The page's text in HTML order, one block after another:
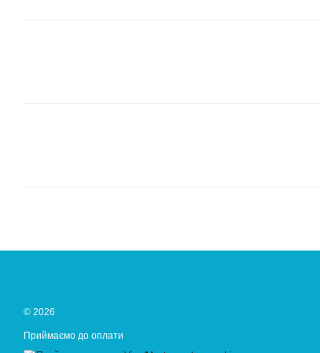
© 2026
Приймаємо до оплати